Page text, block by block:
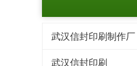
武汉信封印刷制作厂
武汉信封印刷